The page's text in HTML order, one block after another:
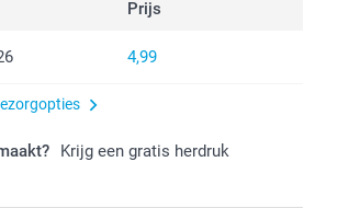
Prijs
4,99
Krijg een gratis herdruk